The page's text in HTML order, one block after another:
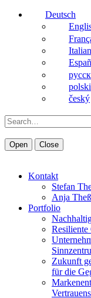
Deutsch
polski
český
Search
Open Close
Kontakt
Stefan
Anja
Portfolio
Resiliente
Zukunft
für die